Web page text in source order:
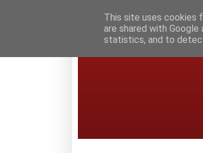
This site uses cookies
are shared with
statistics, and to